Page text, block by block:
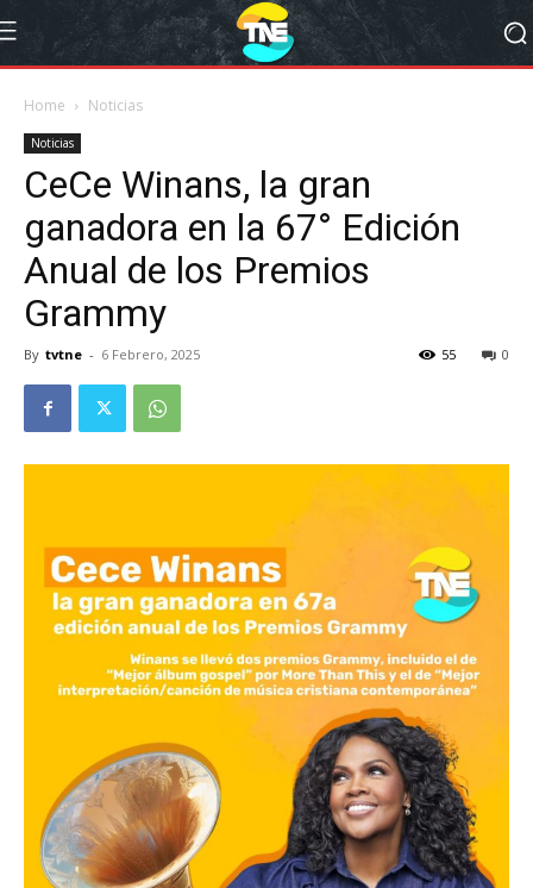
Home Noticias
Noticias
CeCe Winans, la gran
ganadora en la 67° Edición
Anual de los Premios
Grammy
By tvtne - 6 Febrero, 2025 0
55